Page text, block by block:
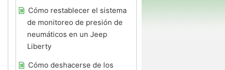
Cómo restablecer el sistema
de monitoreo de presión de
neumáticos en un Jeep
Liberty
Cómo deshacerse de los